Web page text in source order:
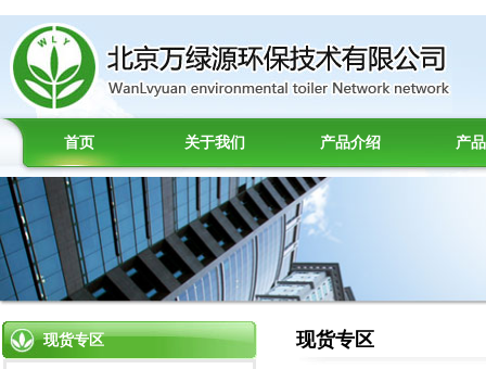
首页 关于我们 产品介绍 产
现货专区 现货专区